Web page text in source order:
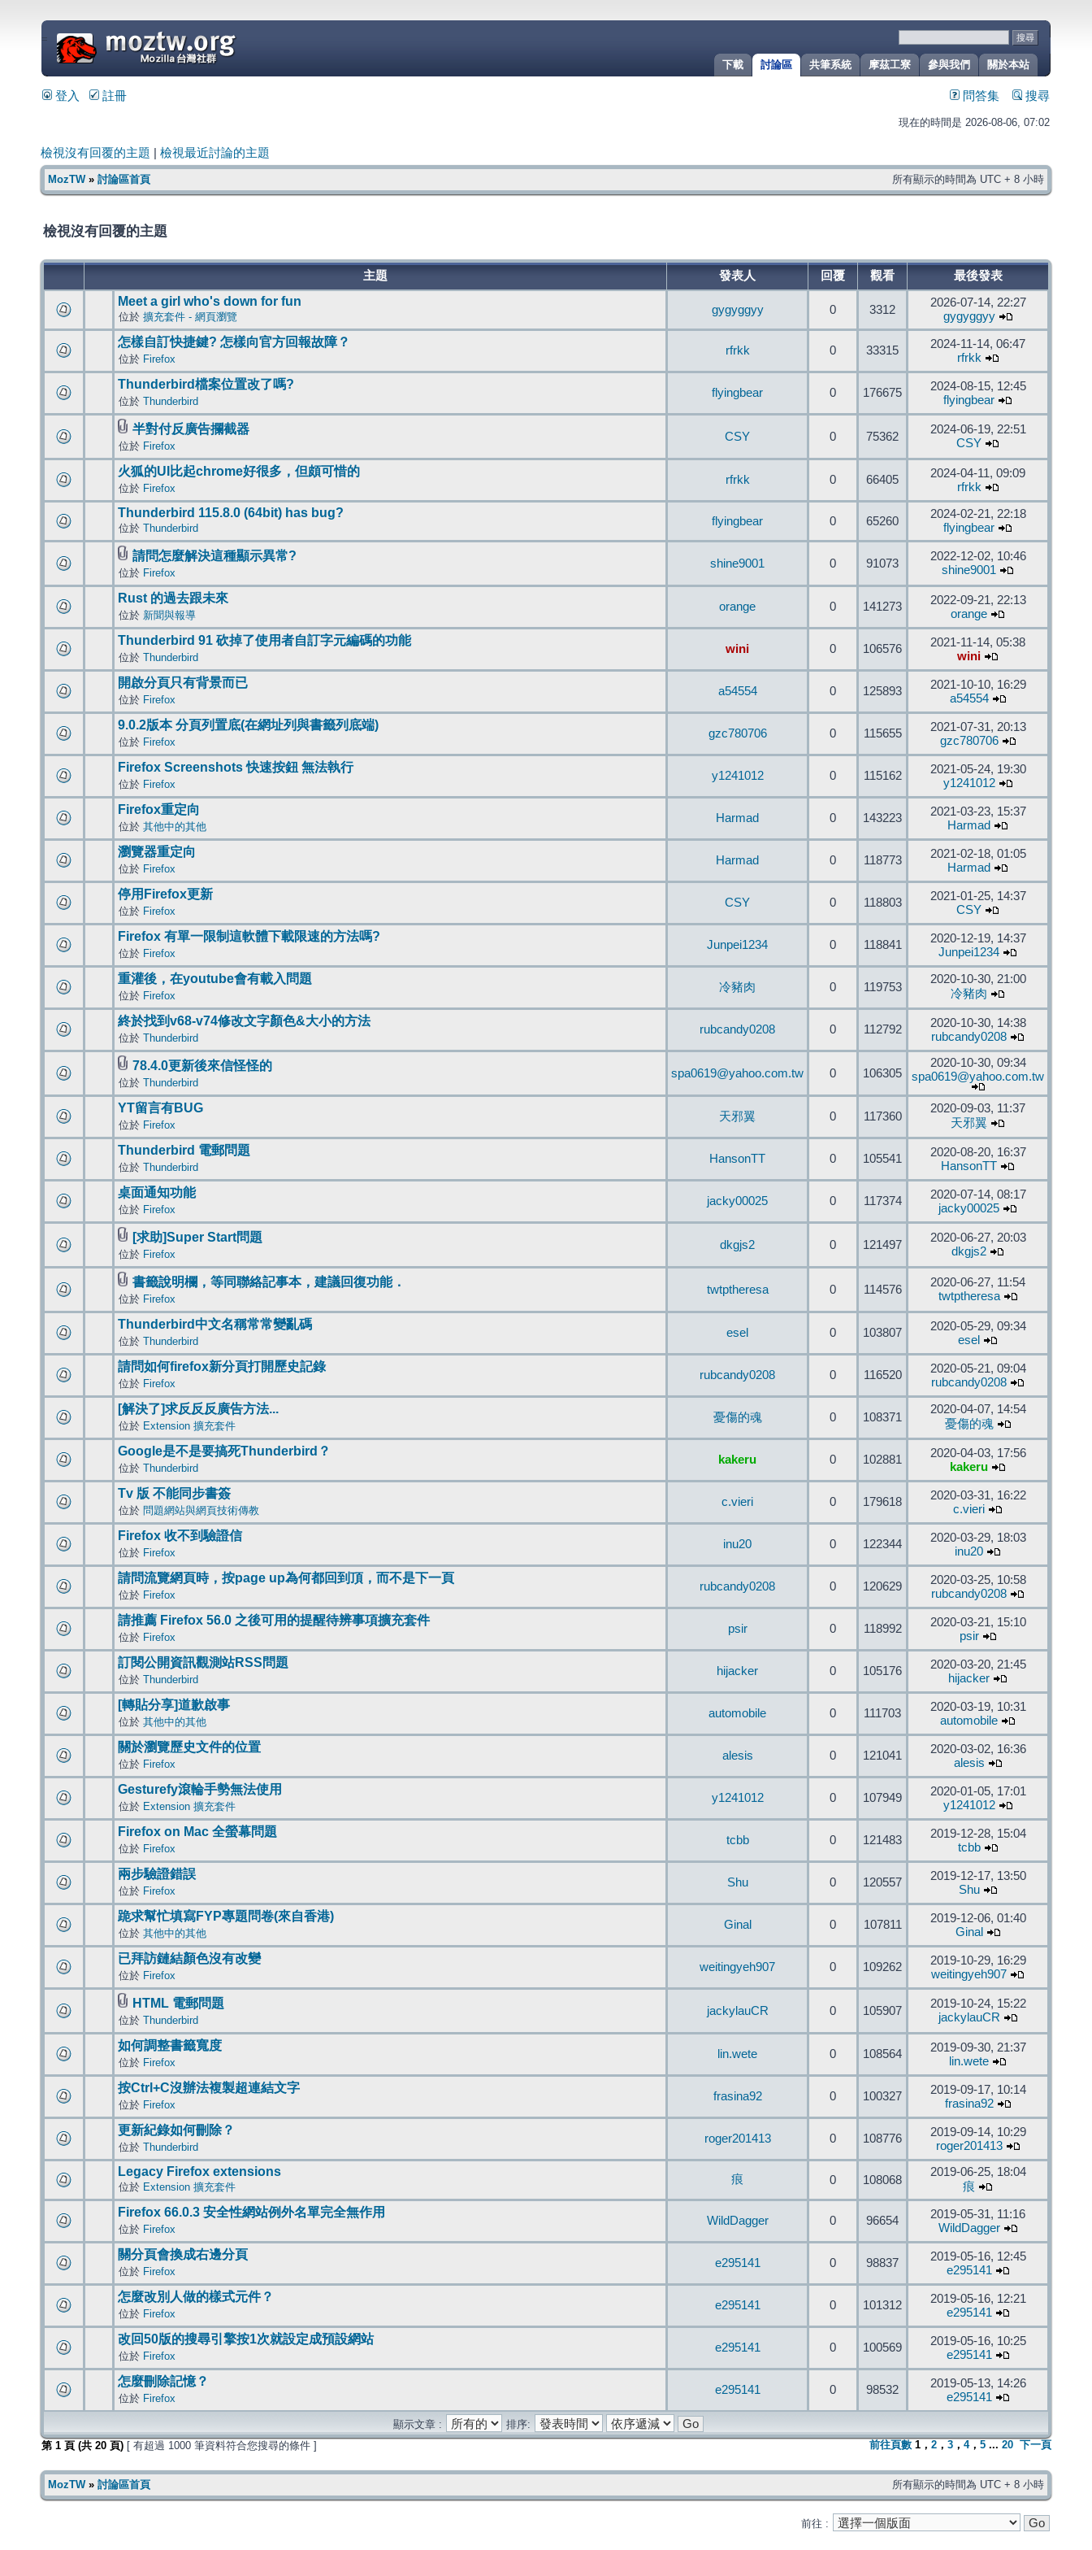
關於本站
參與我們
摩茲工寮
共筆系統
討論區
下載
=
登入 註冊 問答集 搜尋
現在的時間是 2026-08-06, 07:02
檢視沒有回覆的主題 檢視最近討論的主題
MozTW» 討論區首頁 所有顯示的時間為 UTC + 8 小時
檢視沒有回覆的主題
主題 發表人 回覆 觀看 最後發表
Meet a girl who's down for fun
位於 擴充套件 - 網頁瀏覽
gygyggyy 0 3312
2026-07-14, 22:27
gygyggyy
怎樣自訂快捷鍵? 怎樣向官方回報故障？
位於 Firefox
rfrkk 0 33315
2024-11-14, 06:47
rfrkk
Thunderbird檔案位置改了嗎?
位於 Thunderbird
flyingbear 0 176675
2024-08-15, 12:45
flyingbear
半對付反廣告攔截器
位於 Firefox
CSY 0 75362
2024-06-19, 22:51
CSY
火狐的UI比起chrome好很多，但頗可惜的
位於 Firefox
rfrkk 0 66405
2024-04-11, 09:09
rfrkk
Thunderbird 115.8.0 (64bit) has bug?
位於 Thunderbird
flyingbear 0 65260
2024-02-21, 22:18
flyingbear
請問怎麼解決這種顯示異常?
位於 Firefox
shine9001 0 91073
2022-12-02, 10:46
shine9001
Rust 的過去跟未來
位於 新聞與報導
orange 0 141273
2022-09-21, 22:13
orange
Thunderbird 91 砍掉了使用者自訂字元編碼的功能
位於 Thunderbird
wini 0 106576
2021-11-14, 05:38
wini
開啟分頁只有背景而已
位於 Firefox
a54554 0 125893
2021-10-10, 16:29
a54554
9.0.2版本 分頁列置底(在網址列與書籤列底端)
位於 Firefox
gzc780706 0 115655
2021-07-31, 20:13
gzc780706
Firefox Screenshots 快速按鈕 無法執行
位於 Firefox
y1241012 0 115162
2021-05-24, 19:30
y1241012
Firefox重定向
位於 其他中的其他
Harmad 0 143223
2021-03-23, 15:37
Harmad
瀏覽器重定向
位於 Firefox
Harmad 0 118773
2021-02-18, 01:05
Harmad
停用Firefox更新
位於 Firefox
CSY 0 118803
2021-01-25, 14:37
CSY
Firefox 有單一限制這軟體下載限速的方法嗎?
位於 Firefox
Junpei1234 0 118841
2020-12-19, 14:37
Junpei1234
重灌後，在youtube會有載入問題
位於 Firefox
冷豬肉 0 119753
2020-10-30, 21:00
冷豬肉
終於找到v68-v74修改文字顏色&大小的方法
位於 Thunderbird
rubcandy0208 0 112792
2020-10-30, 14:38
rubcandy0208
78.4.0更新後來信怪怪的
位於 Thunderbird
spa0619@yahoo.com.tw 0 106305
2020-10-30, 09:34
spa0619@yahoo.com.tw
YT留言有BUG
位於 Firefox
天邪翼 0 117360
2020-09-03, 11:37
天邪翼
Thunderbird 電郵問題
位於 Thunderbird
HansonTT 0 105541
2020-08-20, 16:37
HansonTT
桌面通知功能
位於 Firefox
jacky00025 0 117374
2020-07-14, 08:17
jacky00025
[求助]Super Start問題
位於 Firefox
dkgjs2 0 121497
2020-06-27, 20:03
dkgjs2
書籤說明欄，等同聯絡記事本，建議回復功能．
位於 Firefox
twtptheresa 0 114576
2020-06-27, 11:54
twtptheresa
Thunderbird中文名稱常常變亂碼
位於 Thunderbird
esel 0 103807
2020-05-29, 09:34
esel
請問如何firefox新分頁打開歷史記錄
位於 Firefox
rubcandy0208 0 116520
2020-05-21, 09:04
rubcandy0208
[解決了]求反反反廣告方法...
位於 Extension 擴充套件
憂傷的魂 0 108371
2020-04-07, 14:54
憂傷的魂
Google是不是要搞死Thunderbird？
位於 Thunderbird
kakeru 0 102881
2020-04-03, 17:56
kakeru
Tv 版 不能同步書簽
位於 問題網站與網頁技術傳教
c.vieri 0 179618
2020-03-31, 16:22
c.vieri
Firefox 收不到驗證信
位於 Firefox
inu20 0 122344
2020-03-29, 18:03
inu20
請問流覽網頁時，按page up為何都回到頂，而不是下一頁
位於 Firefox
rubcandy0208 0 120629
2020-03-25, 10:58
rubcandy0208
請推薦 Firefox 56.0 之後可用的提醒待辨事項擴充套件
位於 Firefox
psir 0 118992
2020-03-21, 15:10
psir
訂閱公開資訊觀測站RSS問題
位於 Thunderbird
hijacker 0 105176
2020-03-20, 21:45
hijacker
[轉貼分享]道歉啟事
位於 其他中的其他
automobile 0 111703
2020-03-19, 10:31
automobile
關於瀏覽歷史文件的位置
位於 Firefox
alesis 0 121041
2020-03-02, 16:36
alesis
Gesturefy滾輪手勢無法使用
位於 Extension 擴充套件
y1241012 0 107949
2020-01-05, 17:01
y1241012
Firefox on Mac 全螢幕問題
位於 Firefox
tcbb 0 121483
2019-12-28, 15:04
tcbb
兩步驗證錯誤
位於 Firefox
Shu 0 120557
2019-12-17, 13:50
Shu
跪求幫忙填寫FYP專題問卷(來自香港)
位於 其他中的其他
Ginal 0 107811
2019-12-06, 01:40
Ginal
已拜訪鏈結顏色沒有改變
位於 Firefox
weitingyeh907 0 109262
2019-10-29, 16:29
weitingyeh907
HTML 電郵問題
位於 Thunderbird
jackylauCR 0 105907
2019-10-24, 15:22
jackylauCR
如何調整書籤寬度
位於 Firefox
lin.wete 0 108564
2019-09-30, 21:37
lin.wete
按Ctrl+C沒辦法複製超連結文字
位於 Firefox
frasina92 0 100327
2019-09-17, 10:14
frasina92
更新紀錄如何刪除？
位於 Thunderbird
roger201413 0 108776
2019-09-14, 10:29
roger201413
Legacy Firefox extensions
位於 Extension 擴充套件
痕 0 108068
2019-06-25, 18:04
痕
Firefox 66.0.3 安全性網站例外名單完全無作用
位於 Firefox
WildDagger 0 96654
2019-05-31, 11:16
WildDagger
關分頁會換成右邊分頁
位於 Firefox
e295141 0 98837
2019-05-16, 12:45
e295141
怎麼改別人做的樣式元件？
位於 Firefox
e295141 0 101312
2019-05-16, 12:21
e295141
改回50版的搜尋引擎按1次就設定成預設網站
位於 Firefox
e295141 0 100569
2019-05-16, 10:25
e295141
怎麼刪除記憶？
位於 Firefox
e295141 0 98532
2019-05-13, 14:26
e295141
顯示文章 :
排序:
第 1 頁 (共 20 頁) [ 有超過 1000 筆資料符合您搜尋的條件 ] 前往頁數 1 ， 2 ， 3 ， 4， 5 ... 20 下一頁
MozTW» 討論區首頁 所有顯示的時間為 UTC + 8 小時
前往 :